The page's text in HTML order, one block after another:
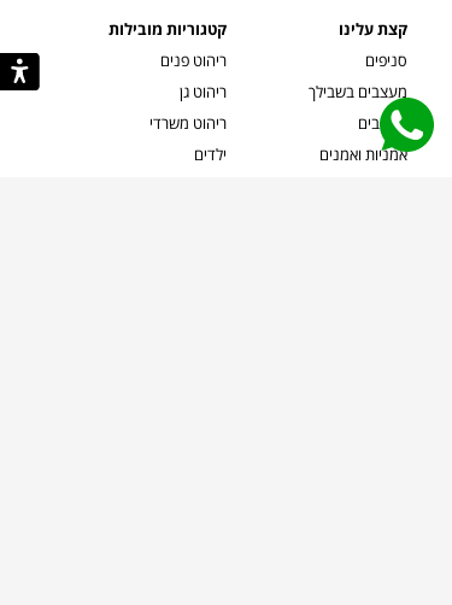
קצת עלינו
סניפים
מעצבים בשבילך
מעצבים
אמניות ואמנים
קטגוריות מובילות
ריהוט פנים
ריהוט גן
ריהוט משרדי
ילדים